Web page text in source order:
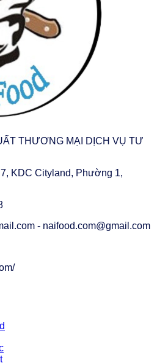
THƯƠNG MẠI DỊCH VỤ TƯ
KDC Cityland, Phường 1,
- naifood.com@gmail.com